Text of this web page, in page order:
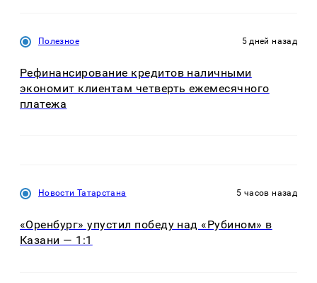
Полезное 5 дней назад
Рефинансирование кредитов наличными
экономит клиентам четверть ежемесячного
платежа
Новости Татарстана 5 часов назад
«Оренбург» упустил победу над «Рубином» в
Казани — 1:1